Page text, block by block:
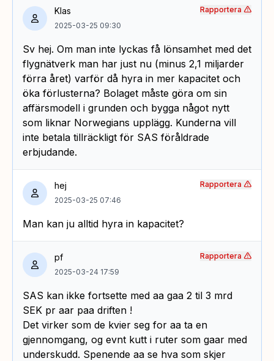
Klas
2025-03-25 09:30
Sv hej. Om man inte lyckas få lönsamhet med det
flygnätverk man har just nu (minus 2,1 miljarder
förra året) varför då hyra in mer kapacitet och
öka förlusterna? Bolaget måste göra om sin
affärsmodell i grunden och bygga något nytt
som liknar Norwegians upplägg. Kunderna vill
inte betala tillräckligt för SAS föråldrade
erbjudande.
Rapportera
hej
2025-03-25 07:46
Man kan ju alltid hyra in kapacitet?
Rapportera
pf
2025-03-24 17:59
SAS kan ikke fortsette med aa gaa 2 til 3 mrd
SEK pr aar paa driften !
Det virker som de kvier seg for aa ta en
gjennomgang, og evnt kutt i ruter som gaar med
underskudd. Spenende aa se hva som skjer
Rapportera